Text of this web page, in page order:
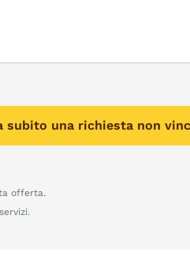
subito una richiesta non
offerta.